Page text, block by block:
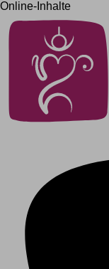
Online-Inhalte